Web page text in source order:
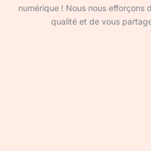
numérique ! Nous nous efforçons
qualité et de vous